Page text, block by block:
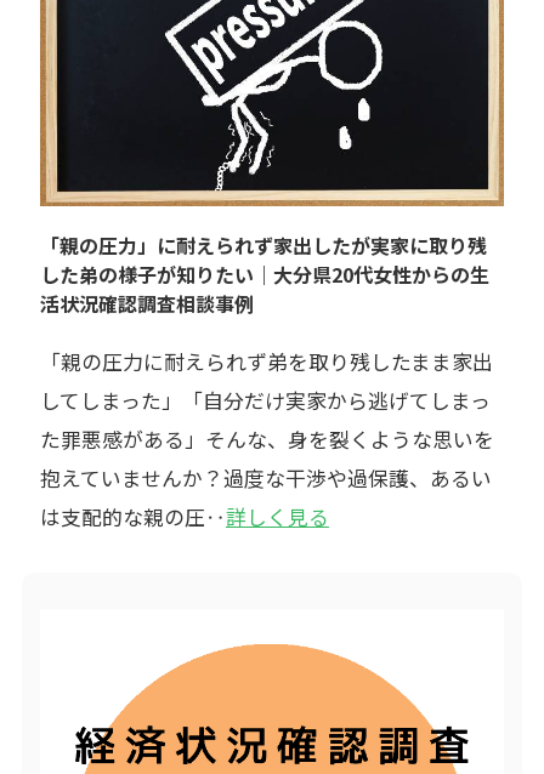
「親の圧力」に耐えられず家出したが実家に取り残
した弟の様子が知りたい｜大分県20代女性からの生
活状況確認調査相談事例
「親の圧力に耐えられず弟を取り残したまま家出
してしまった」「自分だけ実家から逃げてしまっ
た罪悪感がある」そんな、身を裂くような思いを
抱えていませんか？過度な干渉や過保護、あるい
は支配的な親の圧‥詳しく見る